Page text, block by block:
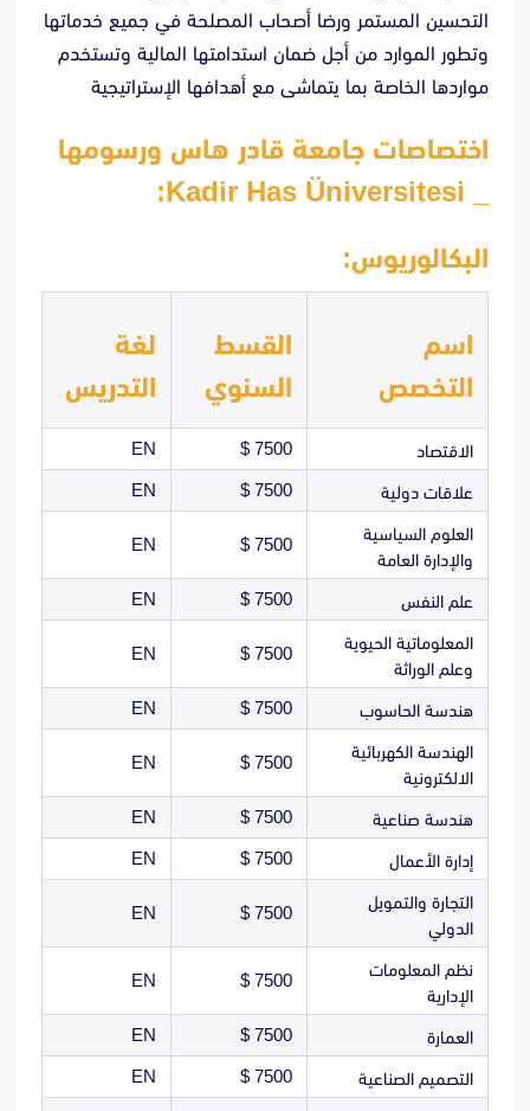
التحسين المستمر ورضا أصحاب المصلحة في جميع خدماتها
وتطور الموارد من أجل ضمان استدامتها المالية وتستخدم
مواردها الخاصة بما يتماشى مع أهدافها الإستراتيجية
اختصاصات جامعة قادر هاس ورسومها
البكالوريوس:
اسم
التخصص
القسط
السنوي
لغة
التدريس
الاقتصاد 7500 $
EN
علاقات دولية 7500 $
EN
العلوم السياسية
والإدارة العامة
7500 $
EN
علم النفس 7500 $
EN
المعلوماتية الحيوية
وعلم الوراثة
7500 $
EN
هندسة الحاسوب 7500 $
EN
الهندسة الكهربائية
الالكترونية
7500 $
EN
هندسة صناعية 7500 $
EN
إدارة الأعمال 7500 $
EN
التجارة والتمويل
الدولي
7500 $
EN
نظم المعلومات
الإدارية
7500 $
EN
العمارة 7500 $
EN
التصميم الصناعية 7500 $
EN